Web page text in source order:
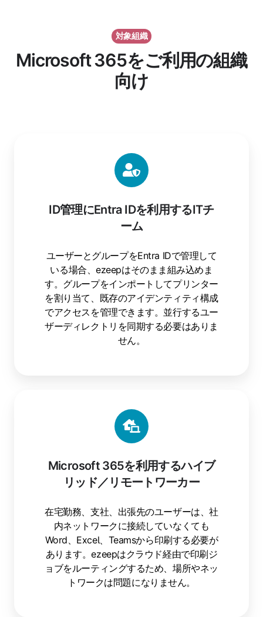
対象組織
Microsoft 365をご利用の組織
向け
ID管理にEntra IDを利用するITチ
ーム
ユーザーとグループをEntra IDで管理して
いる場合、ezeepはそのまま組み込めま
す。グループをインポートしてプリンター
を割り当て、既存のアイデンティティ構成
でアクセスを管理できます。並行するユー
ザーディレクトリを同期する必要はありま
せん。
Microsoft 365を利用するハイブ
リッド／リモートワーカー
在宅勤務、支社、出張先のユーザーは、社
内ネットワークに接続していなくても
Word、Excel、Teamsから印刷する必要が
あります。ezeepはクラウド経由で印刷ジ
ョブをルーティングするため、場所やネッ
トワークは問題になりません。